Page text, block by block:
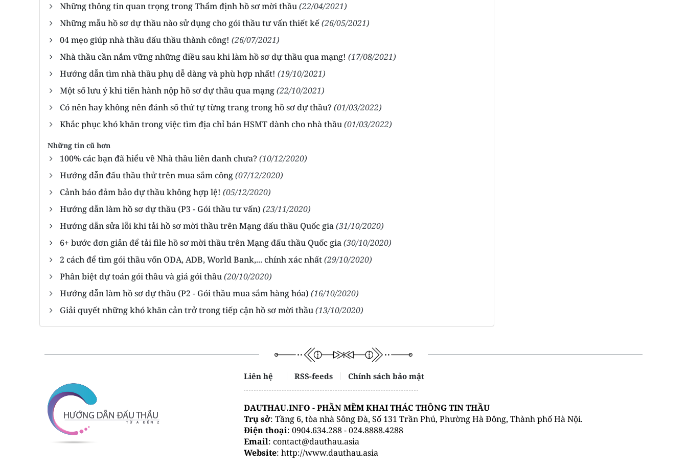
Những thông tin quan trọng trong Thẩm định hồ sơ mời thầu(22/04/2021)
Những mẫu hồ sơ dự thầu nào sử dụng cho gói thầu tư vấn thiết kế(26/05/2021)
04 mẹo giúp nhà thầu đấu thầu thành công! (26/07/2021)
Nhà thầu cần nắm vững những điều sau khi làm hồ sơ dự thầu qua mạng! (17/08/2021)
Hướng dẫn tìm nhà thầu phụ dễ dàng và phù hợp nhất! (19/10/2021)
Một số lưu ý khi tiến hành nộp hồ sơ dự thầu qua mạng(22/10/2021)
Có nên hay không nên đánh số thứ tự từng trang trong hồ sơ dự thầu?(01/03/2022)
Khắc phục khó khăn trong việc tìm địa chỉ bán HSMT dành cho nhà thầu(01/03/2022)
Những tin cũ hơn
100% các bạn đã hiểu về Nhà thầu liên danh chưa?(10/12/2020)
Hướng dẫn đấu thầu thử trên mua sắm công(07/12/2020)
Cảnh báo đảm bảo dự thầu không hợp lệ! (05/12/2020)
Hướng dẫn làm hồ sơ dự thầu (P3 - Gói thầu tư vấn) (23/11/2020)
Hướng dẫn sửa lỗi khi tải hồ sơ mời thầu trên Mạng đấu thầu Quốc gia(31/10/2020)
6+ bước đơn giản để tải file hồ sơ mời thầu trên Mạng đấu thầu Quốc gia(30/10/2020)
2 cách để tìm gói thầu vốn ODA, ADB, World Bank,... chính xác nhất(29/10/2020)
Phân biệt dự toán gói thầu và giá gói thầu(20/10/2020)
Hướng dẫn làm hồ sơ dự thầu (P2 - Gói thầu mua sắm hàng hóa) (16/10/2020)
Giải quyết những khó khăn cản trở trong tiếp cận hồ sơ mời thầu(13/10/2020)
Liên hệ RSS-feeds Chính sách bảo mật
DAUTHAU.INFO - PHẦN MỀM KHAI THÁC THÔNG TIN THẦU
Trụ sở: Tầng 6, tòa nhà Sông Đà, Số 131 Trần Phú, Phường Hà Đông, Thành phố Hà Nội.
Điện thoại: 0904.634.288 - 024.8888.4288
Email: contact@dauthau.asia
Website: http://www.dauthau.asia